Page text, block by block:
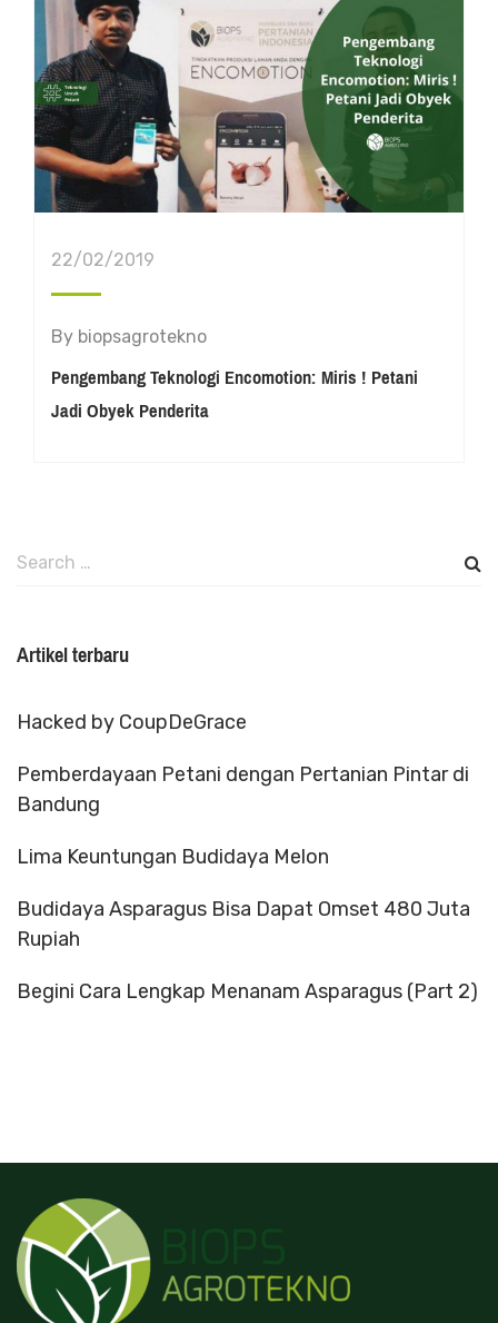
22/02/2019
By biopsagrotekno
Pengembang Teknologi Encomotion: Miris ! Petani
Jadi Obyek Penderita
Search
Artikel terbaru
Hacked by CoupDeGrace
Pemberdayaan Petani dengan Pertanian Pintar di
Bandung
Lima Keuntungan Budidaya Melon
Budidaya Asparagus Bisa Dapat Omset 480 Juta
Rupiah
Begini Cara Lengkap Menanam Asparagus (Part 2)